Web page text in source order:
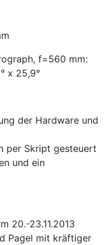
f=560 mm:
x 25,9°
der Hardware und
per Skript gesteuert
und ein
20.-23.11.2013
Pagel mit kräftiger